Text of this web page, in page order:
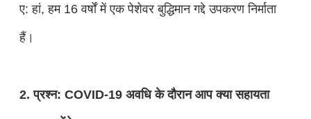
ए: हां, हम 16 वर्षों में एक पेशेवर बुद्धिमान गद्दे उपकरण निर्माता
हैं।
2. प्रश्न: COVID-19 अवधि के दौरान आप क्या सहायता